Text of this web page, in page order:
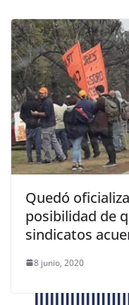
Quedó
posibilidad de
sindicatos
8 junio, 2020